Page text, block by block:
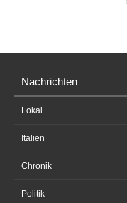
Nachrichten
Lokal
Italien
Chronik
Politik